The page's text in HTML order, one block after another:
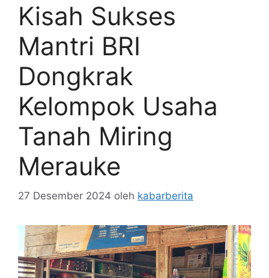
Kisah Sukses
Mantri BRI
Dongkrak
Kelompok Usaha
Tanah Miring
Merauke
27 Desember 2024 oleh kabarberita